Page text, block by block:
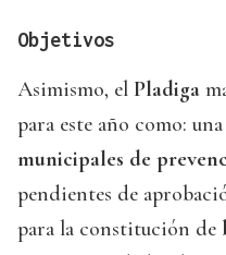
Objetivos
Asimismo, el Pladiga
para este año como: una
municipales de
pendientes de
para la constitución de